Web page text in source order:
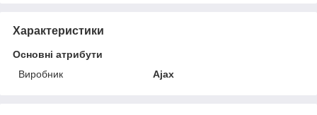
Характеристики
Основні атрибути
Виробник
Ajax